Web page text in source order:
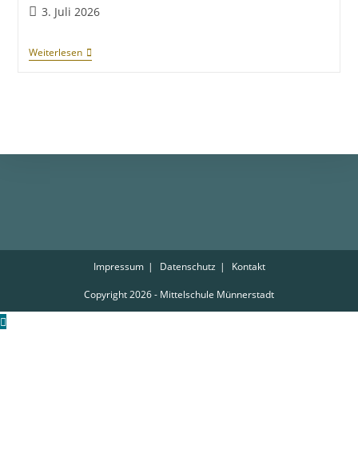
3. Juli 2026
Weiterlesen
Impressum Datenschutz Kontakt
Copyright 2026 - Mittelschule Münnerstadt